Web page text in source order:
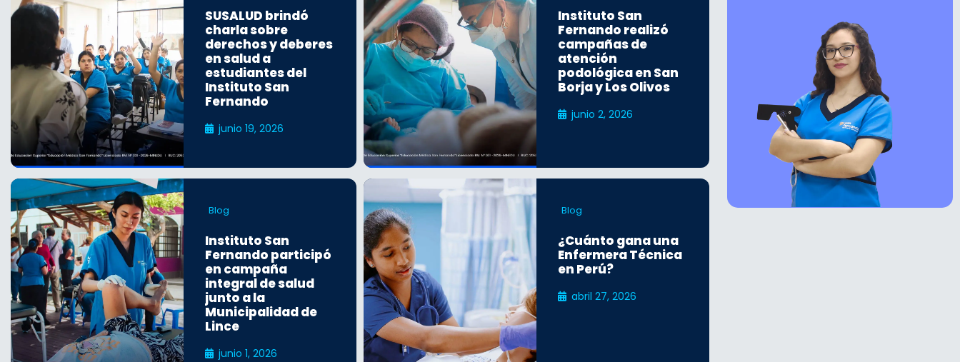
SUSALUD brindó
charla sobre
derechos y deberes
en salud a
estudiantes del
Instituto San
Fernando
junio 19, 2026
Instituto San
Fernando realizó
campañas de
atención
podológica en San
Borja y Los Olivos
junio 2, 2026
Blog
Instituto San
Fernando participó
en campaña
integral de salud
junto a la
Municipalidad de
Lince
junio 1, 2026
Blog
¿Cuánto gana una
Enfermera Técnica
en Perú?
abril 27, 2026